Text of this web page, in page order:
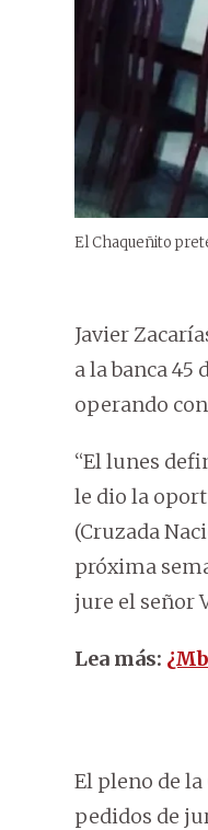
El Chaqueñito
Javier
a la banca 45
operando
“El lunes
le dio la
(Cruzada
próxima
jure el señor
Lea más:
El pleno de
pedidos de